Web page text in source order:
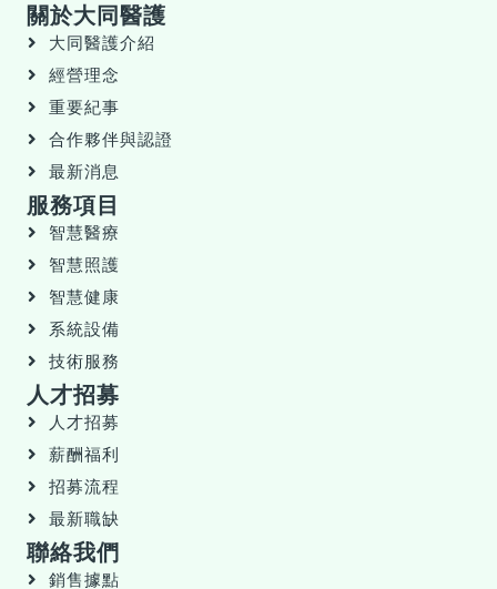
關於大同醫護
大同醫護介紹
經營理念
重要紀事
合作夥伴與認證
最新消息
服務項目
智慧醫療
智慧照護
智慧健康
系統設備
技術服務
人才招募
人才招募
薪酬福利
招募流程
最新職缺
聯絡我們
銷售據點